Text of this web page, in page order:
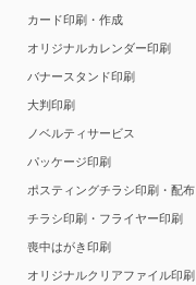
カード印刷・作成
オリジナルカレンダー印刷
バナースタンド印刷
大判印刷
ノベルティサービス
パッケージ印刷
ポスティングチラシ印刷・配布
チラシ印刷・フライヤー印刷
喪中はがき印刷
オリジナルクリアファイル印刷